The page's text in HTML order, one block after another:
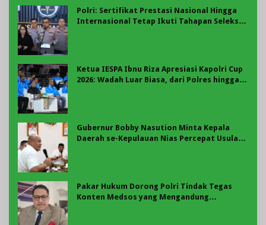
Polri: Sertifikat Prestasi Nasional Hingga
Internasional Tetap Ikuti Tahapan Seleksi
Ketua IESPA Ibnu Riza Apresiasi Kapolri Cup
2026: Wadah Luar Biasa, dari Polres hingga
Gubernur Bobby Nasution Minta Kepala
Daerah se-Kepulauan Nias Percepat Usulan
Pakar Hukum Dorong Polri Tindak Tegas
Konten Medsos yang Mengandung